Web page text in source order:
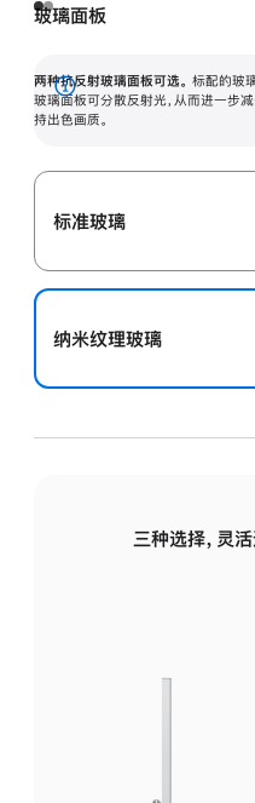
玻璃面板
两种抗反射玻璃面板可选。 标配的玻
玻璃面板可分散反射光，从而进一步
持出色画质。
展
开
标准玻璃
纳米纹理玻璃
三种选择，灵